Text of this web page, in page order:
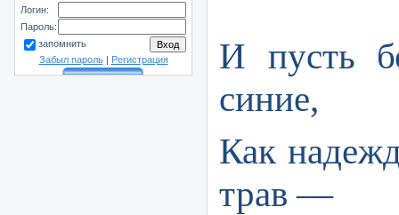
Логин:
Пароль:
запомнить
Забыл пароль| Регистрация
И пусть
синие,
Как
трав —